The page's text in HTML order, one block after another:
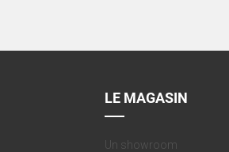
LE MAGASIN
Un showroom